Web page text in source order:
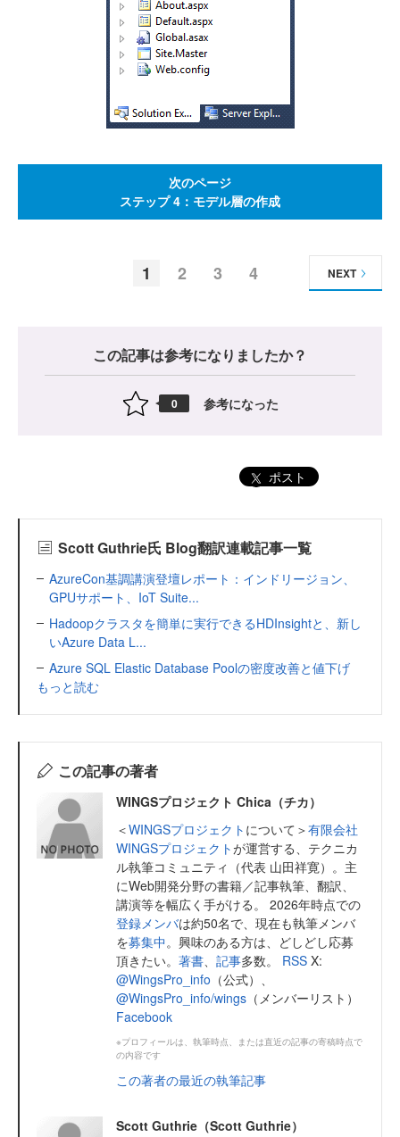
次のページ
ステップ 4：モデル層の作成
1 2 3 4 NEXT
この記事は参考になりましたか？
0 参考になった
ポスト
Scott Guthrie氏 Blog翻訳連載記事一覧
AzureCon基調講演登壇レポート：インドリージョン、
GPUサポート、IoT Suite...
Hadoopクラスタを簡単に実行できるHDInsightと、新し
いAzure Data L...
Azure SQL Elastic Database Poolの密度改善と値下げ
もっと読む
この記事の著者
WINGSプロジェクト Chica（チカ）
＜WINGSプロジェクト について＞有限会社
WINGSプロジェクトが運営する、テクニカ
ル執筆コミュニティ（代表 山田祥寛）。主
にWeb開発分野の書籍／記事執筆、翻訳、
講演等を幅広く手がける。 2026年時点での
登録メンバは約50名で、現在も執筆メンバ
を募集中。興味のある方は、どしどし応募
頂きたい。 著書 記事多数。 RSS X:
@WingsPro_info （公式）、
@WingsPro_info/wings （メンバーリスト）
Facebook
※プロフィールは、執筆時点、または直近の記事の寄稿時点で
の内容です
この著者の最近の執筆記事
Scott Guthrie（Scott Guthrie）